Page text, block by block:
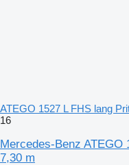
ATEGO 1527 L FHS lang
16
Mercedes-Benz ATEGO
7,30 m